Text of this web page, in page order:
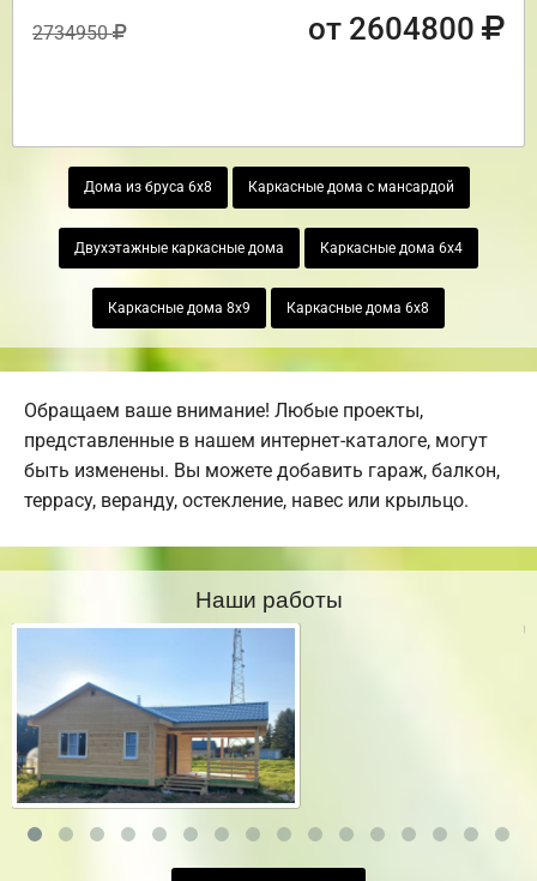
2734950 от 2604800
Дома из бруса 6х8 Каркасные дома с мансардой
Двухэтажные каркасные дома Каркасные дома 6х4
Каркасные дома 8х9 Каркасные дома 6х8
Обращаем ваше внимание! Любые проекты,
представленные в нашем интернет-каталоге, могут
быть изменены. Вы можете добавить гараж, балкон,
террасу, веранду, остекление, навес или крыльцо.
Наши работы